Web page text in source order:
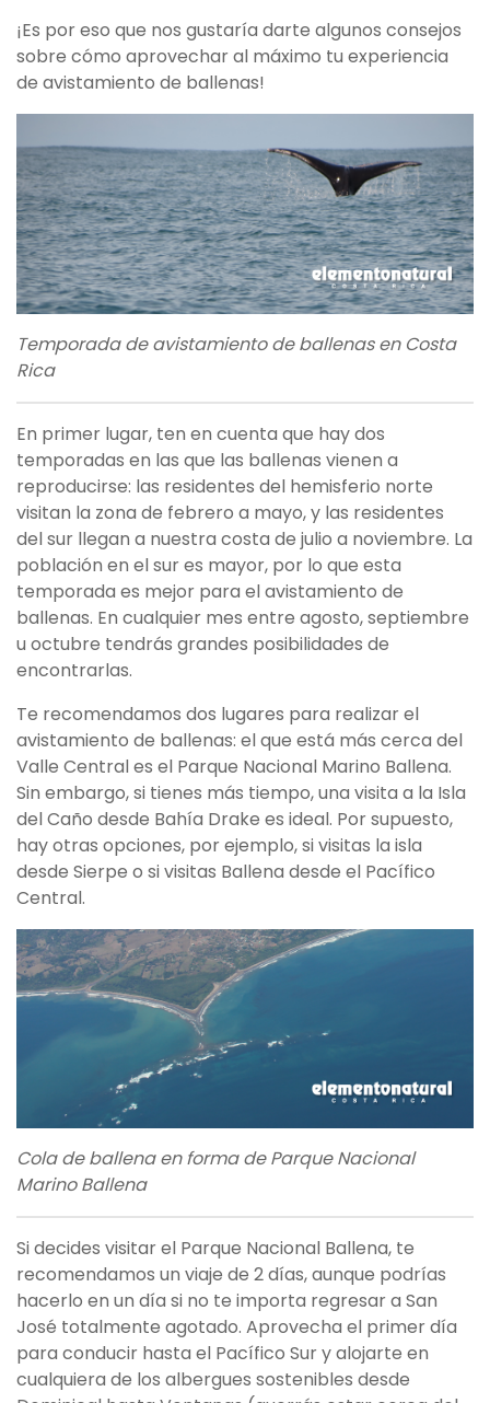
¡Es por eso que nos gustaría darte algunos consejos
sobre cómo aprovechar al máximo tu experiencia
de avistamiento de ballenas!
Temporada de avistamiento de ballenas en Costa
Rica
En primer lugar, ten en cuenta que hay dos
temporadas en las que las ballenas vienen a
reproducirse: las residentes del hemisferio norte
visitan la zona de febrero a mayo, y las residentes
del sur llegan a nuestra costa de julio a noviembre. La
población en el sur es mayor, por lo que esta
temporada es mejor para el avistamiento de
ballenas. En cualquier mes entre agosto, septiembre
u octubre tendrás grandes posibilidades de
encontrarlas.
Te recomendamos dos lugares para realizar el
avistamiento de ballenas: el que está más cerca del
Valle Central es el Parque Nacional Marino Ballena.
Sin embargo, si tienes más tiempo, una visita a la Isla
del Caño desde Bahía Drake es ideal. Por supuesto,
hay otras opciones, por ejemplo, si visitas la isla
desde Sierpe o si visitas Ballena desde el Pacífico
Central.
Cola de ballena en forma de Parque Nacional
Marino Ballena
Si decides visitar el Parque Nacional Ballena, te
recomendamos un viaje de 2 días, aunque podrías
hacerlo en un día si no te importa regresar a San
José totalmente agotado. Aprovecha el primer día
para conducir hasta el Pacífico Sur y alojarte en
cualquiera de los albergues sostenibles desde